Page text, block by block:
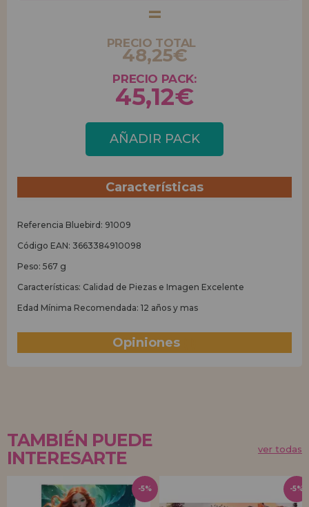
PRECIO TOTAL
48,25€
PRECIO PACK:
45,12€
AÑADIR PACK
Características
Referencia Bluebird: 91009
Código EAN: 3663384910098
Peso: 567 g
Características: Calidad de Piezas e Imagen Excelente
Edad Mínima Recomendada: 12 años y mas
Opiniones
TAMBIÉN PUEDE
INTERESARTE
ver todas
-5% -5%